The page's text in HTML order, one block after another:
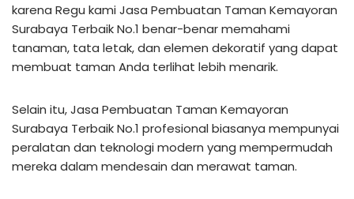
karena Regu kami Jasa Pembuatan Taman Kemayoran
Surabaya Terbaik No.1 benar-benar memahami
tanaman, tata letak, dan elemen dekoratif yang dapat
membuat taman Anda terlihat lebih menarik.
Selain itu, Jasa Pembuatan Taman Kemayoran
Surabaya Terbaik No.1 profesional biasanya mempunyai
peralatan dan teknologi modern yang mempermudah
mereka dalam mendesain dan merawat taman.